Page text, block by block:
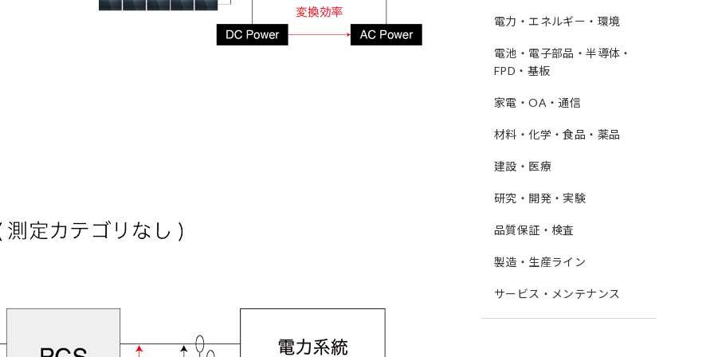
電力・エネルギー・環境
電池・電子部品・半導体・
FPD・基板
家電・OA・通信
材料・化学・食品・薬品
建設・医療
研究・開発・実験
品質保証・検査
製造・生産ライン
サービス・メンテナンス